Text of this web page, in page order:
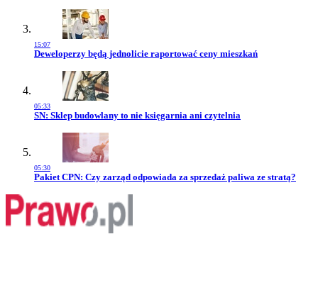
15:07
Przejdź do artykułu:
Deweloperzy będą jednolicie raportować ceny mieszkań
05:33
Przejdź do artykułu:
SN: Sklep budowlany to nie księgarnia ani czytelnia
05:30
Przejdź do artykułu:
Pakiet CPN: Czy zarząd odpowiada za sprzedaż paliwa ze stratą?